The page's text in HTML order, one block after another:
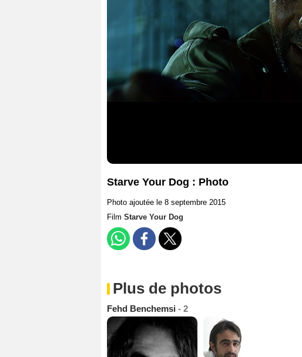
Starve Your Dog : Photo
Photo ajoutée le 8 septembre 2015
Film Starve Your Dog
Plus de photos
Fehd Benchemsi - 2